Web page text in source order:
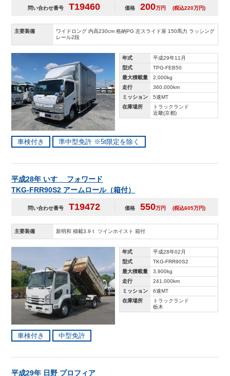
問い合わせ番号 T19460 価格 200万円 (税込220万円)
主要装備
ワイドロング 内高230cm 格納PG 左スライド扉 150馬力 ラッシング
レール2段
年式
平成29年11月
型式
TPG-FEB50
最大積載量
2,000kg
走行
360,000km
ミッション
5速MT
在庫場所
トラックランド
近畿(京都)
車検付き 準中型免許 ※5t限定を除く
平成28年 いすゞ フォワード
TKG-FRR90S2 アームロール（箱付）
問い合わせ番号 T19472 価格 550万円 (税込605万円)
主要装備 新明和 積載3.9ｔ ツインホイスト 箱付
年式
平成28年02月
型式
TKG-FRR90S2
最大積載量
3,900kg
走行
241,000km
ミッション
6速MT
在庫場所
トラックランド
栃木
車検付き 中型免許
平成29年 日野 プロフィア